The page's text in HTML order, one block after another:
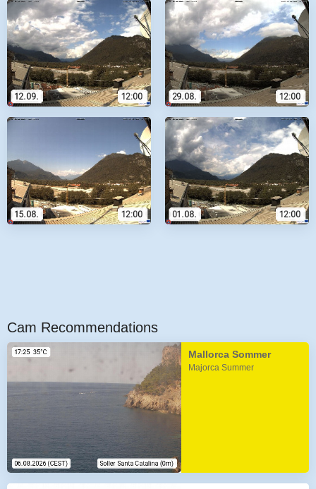
Cam Recommendations
Mallorca Sommer
Majorca Summer